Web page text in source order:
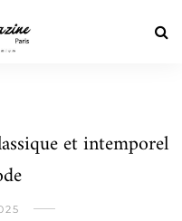
et intemporel